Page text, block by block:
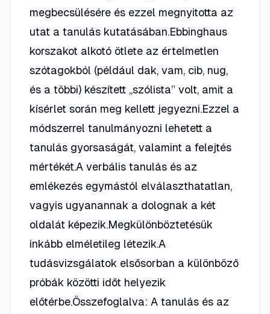
megbecsülésére és ezzel megnyitotta az
utat a tanulás kutatásában.Ebbinghaus
korszakot alkotó ötlete az értelmetlen
szótagokból (például dak, vam, cib, nug,
és a többi) készített „szólista” volt, amit a
kísérlet során meg kellett jegyezni.Ezzel a
módszerrel tanulmányozni lehetett a
tanulás gyorsaságát, valamint a felejtés
mértékét.A verbális tanulás és az
emlékezés egymástól elválaszthatatlan,
vagyis ugyanannak a dolognak a két
oldalát képezik.Megkülönböztetésük
inkább elméletileg létezik.A
tudásvizsgálatok elsősorban a különböző
próbák közötti időt helyezik
előtérbe.Összefoglalva: A tanulás és az